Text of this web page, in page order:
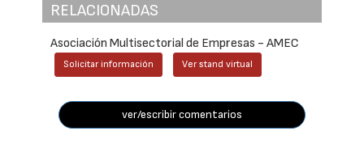
RELACIONADAS
Asociación Multisectorial de Empresas - AMEC
Solicitar información Ver stand virtual
ver/escribir comentarios